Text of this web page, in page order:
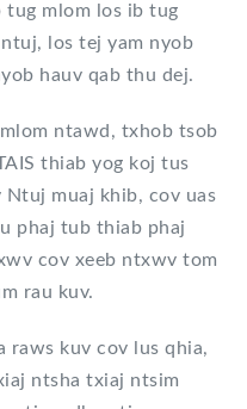
tug mlom los ib tug
los tej yam nyob
hauv qab thu dej.
ntawd, txhob tsob
thiab yog koj tus
Ntuj muaj khib, cov uas
phaj tub thiab phaj
cov xeeb ntxwv tom
rau kuv.
raws kuv cov lus qhia,
ntsha txiaj ntsim